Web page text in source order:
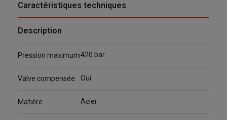
Caractéristiques techniques
Description
Pression maximum420 bar
Valve compensée Oui
Matière Acier